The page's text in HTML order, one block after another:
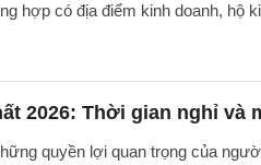
hợp có địa điểm kinh doanh, hộ
2026: Thời gian nghỉ và
quyền lợi quan trọng của